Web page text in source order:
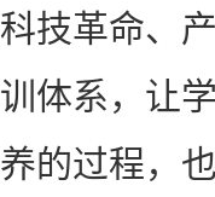
技革命、
体系，让
的过程，